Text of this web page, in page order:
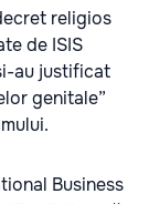
religios
de ISIS
au justificat
genitale”
Business